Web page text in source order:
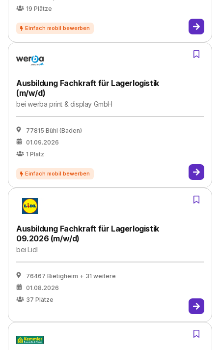
19 Plätze
Ausbildung Fachkraft für Lagerlogistik
(m/w/d)
beiwerba print & display GmbH
77815 Bühl (Baden)
01.09.2026
1 Platz
Ausbildung Fachkraft für Lagerlogistik
09.2026 (m/w/d)
beiLidl
76467 Bietigheim + 31 weitere
01.08.2026
37 Plätze